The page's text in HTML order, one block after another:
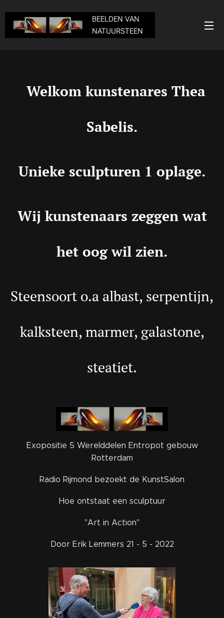
BEELDEN VAN
NATUURSTEEN
Welkom kunstenares Thea
Sabelis.
Unieke sculpturen 1 oplage.
Wij kunstenaars zeggen wat
het oog wil zien.
Steensoort o.a albast, serpentijn,
kalksteen, marmer, galastone,
steatiet.
Exopositie 5 Werelddelen Entropot gebouw
Rotterdam
Radio Rijmond bezoekt de KunstSalon
Hoe ontstaat een sculptuur
"Art in Action"
Door Erik Lemmers 21 - 5 - 2022